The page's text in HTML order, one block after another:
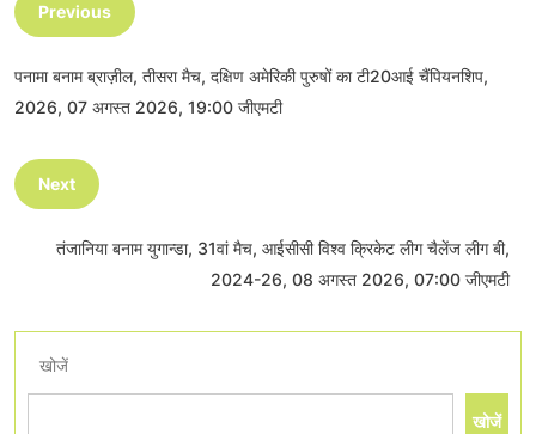
Previous
पनामा बनाम ब्राज़ील, तीसरा मैच, दक्षिण अमेरिकी पुरुषों का टी20आई चैंपियनशिप,
2026, 07 अगस्त 2026, 19:00 जीएमटी
Next
तंजानिया बनाम युगान्डा, 31वां मैच, आईसीसी विश्व क्रिकेट लीग चैलेंज लीग बी,
2024-26, 08 अगस्त 2026, 07:00 जीएमटी
खोजें
खोजें